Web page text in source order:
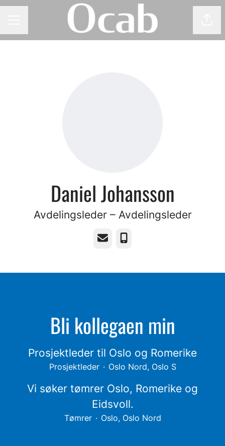
Daniel Johansson
Avdelingsleder – Avdelingsleder
E-postTelefonnummer
Bli kollegaen min
Prosjektleder til Oslo og Romerike
Prosjektleder · Oslo Nord, Oslo S
Vi søker tømrer Oslo, Romerike og
Eidsvoll.
Tømrer · Oslo, Oslo Nord